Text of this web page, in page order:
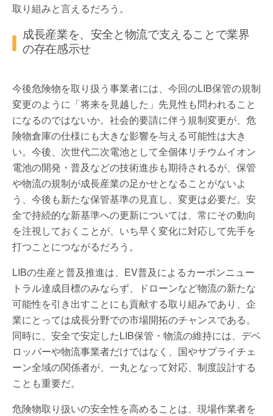
取り組みと言えるだろう。
成長産業を、安全と物流で支えることで業界
の存在感示せ
今後危険物を取り扱う事業者には、今回のLIB保管の規制
変更のように「将来を見越した」先見性も問われること
になるのではないか。社会的要請に伴う規制変更が、危
険物倉庫の仕様にも大きな影響を与える可能性は大き
い。今後、次世代二次電池として全個体リチウムイオン
電池の開発・普及などの技術進歩も期待されるが、保管
や物流の規制が成長産業の足かせとなることがないよ
う、今後も新たな保管基準の見直し、変更は必要だ。安
全で持続的な新基準への更新については、常にその動向
を注視しておくことが、いち早く変化に対応して先手を
打つことにつながるだろう。
LIBの生産と普及推進は、EV普及によるカーボンニュー
トラル達成目標のみならず、ドローンなど物流の新たな
可能性を引き出すことにも貢献する取り組みであり、企
業にとっては成長分野での市場開拓のチャンスである。
同時に、安全で安定したLIB保管・物流の維持には、デベ
ロッパーや物流事業者だけではなく、国やサプライチェ
ーン全域の関係者が、一丸となって対応、制度設計する
ことも重要だ。
危険物取り扱いの安全性を高めることは、現場作業者を